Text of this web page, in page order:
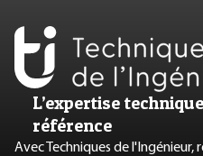
L’expertise
référence
Avec Techniques de